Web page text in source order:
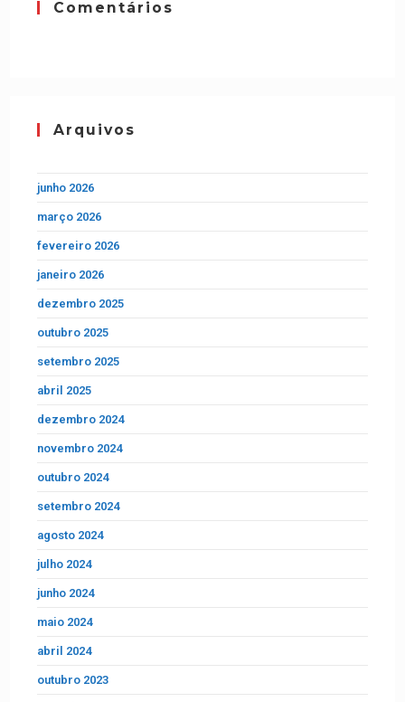
Comentários
Arquivos
junho 2026
março 2026
fevereiro 2026
janeiro 2026
dezembro 2025
outubro 2025
setembro 2025
abril 2025
dezembro 2024
novembro 2024
outubro 2024
setembro 2024
agosto 2024
julho 2024
junho 2024
maio 2024
abril 2024
outubro 2023